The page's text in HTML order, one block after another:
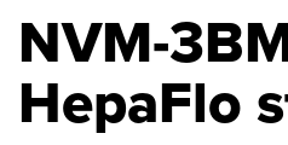
NVM-
HepaFlo